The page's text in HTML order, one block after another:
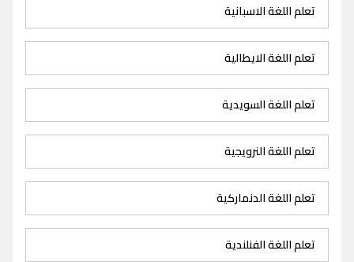
تعلم اللغة الاسبانية
تعلم اللغة الايطالية
تعلم اللغة السويدية
تعلم اللغة النرويجية
تعلم اللغة الدنماركية
تعلم اللغة الفنلندية